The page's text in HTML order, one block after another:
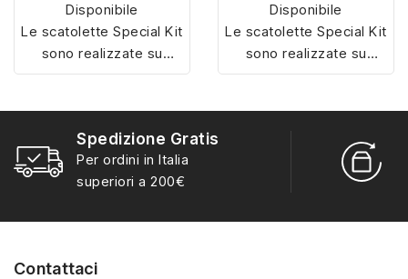
Disponibile
Le scatolette Special Kit
sono realizzate su
misura con materiali di
vellutino rosso e offrono
soluzioni eleganti e
pratiche per organizzare
collezione di sorpresine.
Disponibile
Le scatolette Special Kit
sono realizzate su
misura con materiali di
vellutino rosso e offrono
soluzioni eleganti e
pratiche per organizzare
collezione di sorpresine.
Spedizione Gratis
Per ordini in Italia
superiori a 200€
Contattaci